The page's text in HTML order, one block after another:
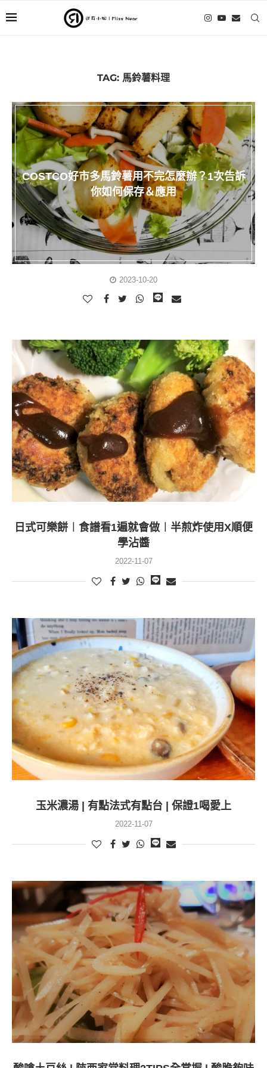
TAG: 馬鈴薯料理
COSTCO好市多馬鈴薯用不完怎麼辦？1次告訴
你如何保存＆應用
2023-10-20
日式可樂餅︱食譜看1遍就會做︱半煎炸使用X順便
學沾醬
2022-11-07
玉米濃湯 | 有點法式有點台 | 保證1喝愛上
2022-11-07